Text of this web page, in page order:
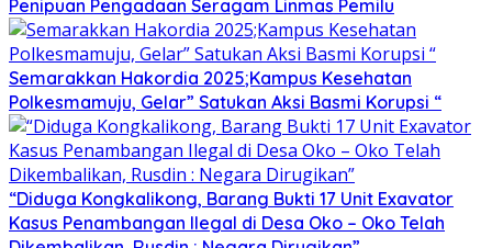
Penipuan Pengadaan Seragam Linmas Pemilu
Semarakkan Hakordia 2025;Kampus Kesehatan
Polkesmamuju, Gelar” Satukan Aksi Basmi Korupsi “
“Diduga Kongkalikong, Barang Bukti 17 Unit Exavator
Kasus Penambangan Ilegal di Desa Oko – Oko Telah